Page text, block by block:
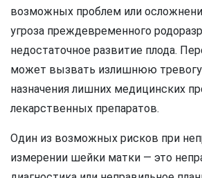
возможных проблем или
угроза преждевременного
недостаточное развитие плода.
может вызвать излишнюю
назначения лишних медицинских
лекарственных препаратов.
Один из возможных рисков при
измерении шейки матки — это